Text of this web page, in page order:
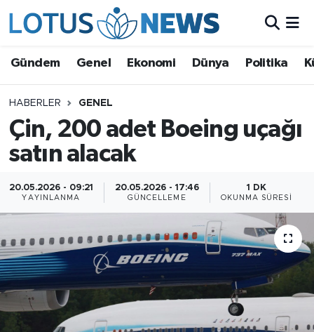
Gündem Genel Ekonomi Dünya Politika
HABERLER GENEL
Çin, 200 adet Boeing uçağı
satın alacak
20.05.2026 - 09:21
YAYINLANMA
20.05.2026 - 17:46
GÜNCELLEME
1 DK
OKUNMA SÜRESI
Ekonomi
Dünya
Politika
Kültür - Sanat ve Tarih
Bilim ve Teknoloji
Çin Fuarları